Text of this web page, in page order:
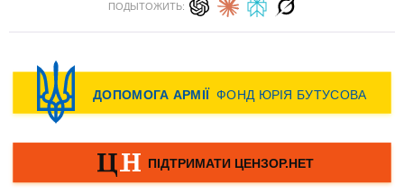
ПОДЫТОЖИТЬ: